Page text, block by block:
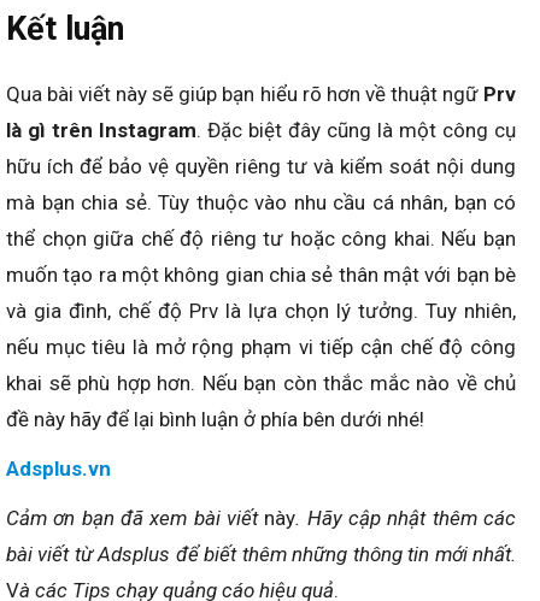
Kết luận
Qua bài viết này sẽ giúp bạn hiểu rõ hơn về thuật ngữ Prv
là gì trên Instagram. Đặc biệt đây cũng là một công cụ
hữu ích để bảo vệ quyền riêng tư và kiểm soát nội dung
mà bạn chia sẻ. Tùy thuộc vào nhu cầu cá nhân, bạn có
thể chọn giữa chế độ riêng tư hoặc công khai. Nếu bạn
muốn tạo ra một không gian chia sẻ thân mật với bạn bè
và gia đình, chế độ Prv là lựa chọn lý tưởng. Tuy nhiên,
nếu mục tiêu là mở rộng phạm vi tiếp cận chế độ công
khai sẽ phù hợp hơn. Nếu bạn còn thắc mắc nào về chủ
đề này hãy để lại bình luận ở phía bên dưới nhé!
Adsplus.vn
Cảm ơn bạn đã xem bài viết này. Hãy cập nhật thêm các
bài viết từ Adsplus để biết thêm những thông tin mới nhất.
Và các Tips chạy quảng cáo hiệu quả.